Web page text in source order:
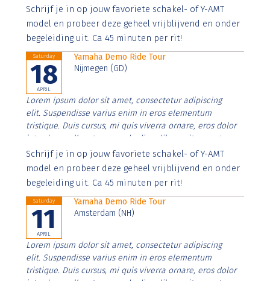
Aenean faucibus nibh et justo cursus id rutrum lorem
imperdiet. Nunc ut sem vitae risus tristique posuere.
Schrijf je in op jouw favoriete schakel- of Y-AMT
model en probeer deze geheel vrijblijvend en onder
begeleiding uit. Ca 45 minuten per rit!
Saturday
18
APRIL
Yamaha Demo Ride Tour
Nijmegen (GD)
Lorem ipsum dolor sit amet, consectetur adipiscing
elit. Suspendisse varius enim in eros elementum
tristique. Duis cursus, mi quis viverra ornare, eros dolor
interdum nulla, ut commodo diam libero vitae erat.
Aenean faucibus nibh et justo cursus id rutrum lorem
imperdiet. Nunc ut sem vitae risus tristique posuere.
Schrijf je in op jouw favoriete schakel- of Y-AMT
model en probeer deze geheel vrijblijvend en onder
begeleiding uit. Ca 45 minuten per rit!
Saturday
11
APRIL
Yamaha Demo Ride Tour
Amsterdam (NH)
Lorem ipsum dolor sit amet, consectetur adipiscing
elit. Suspendisse varius enim in eros elementum
tristique. Duis cursus, mi quis viverra ornare, eros dolor
interdum nulla, ut commodo diam libero vitae erat.